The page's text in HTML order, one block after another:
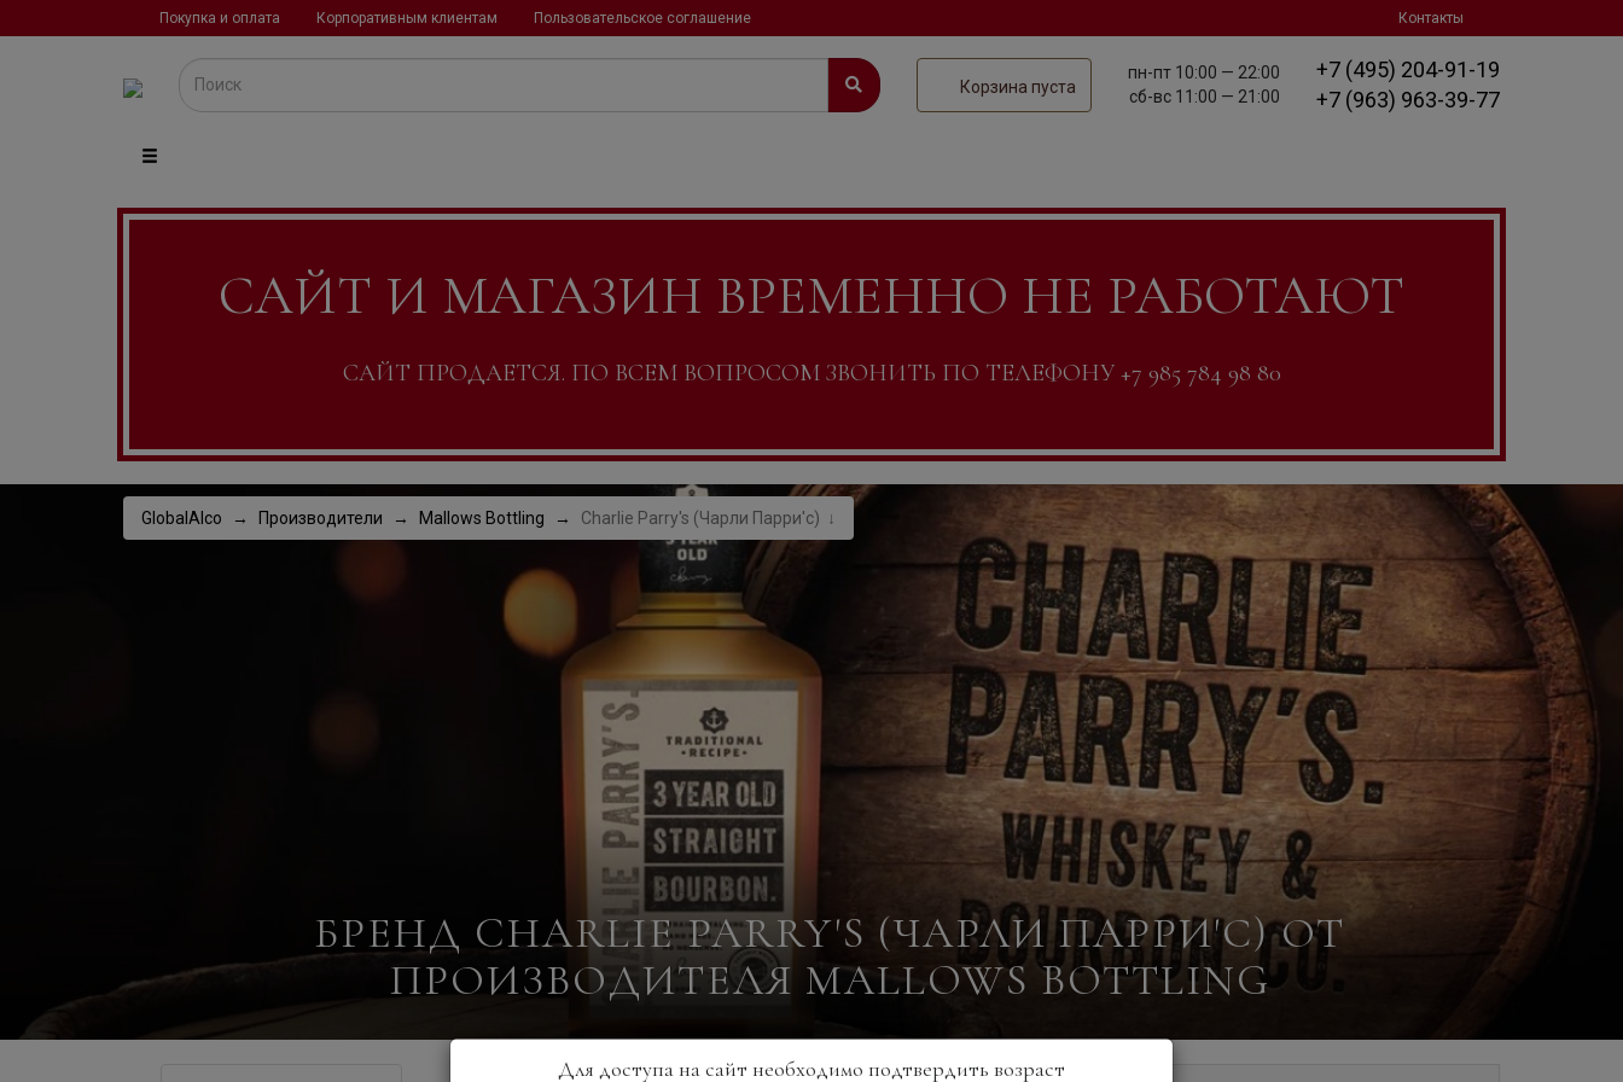
Покупка и оплата Корпоративным клиентам Пользовательское соглашение Контакты
Корзина пуста
пн-пт 10:00 — 22:00
сб-вс 11:00 — 21:00
+7 (495) 204-91-19
+7 (963) 963-39-77
САЙТ И МАГАЗИН ВРЕМЕННО НЕ РАБОТАЮТ
САЙТ ПРОДАЕТСЯ. ПО ВСЕМ ВОПРОСОМ ЗВОНИТЬ ПО ТЕЛЕФОНУ +7 985 784 98 80
GlobalAlco Производители Mallows Bottling Charlie Parry's (Чарли Парри'с)
БРЕНД CHARLIE PARRY'S (ЧАРЛИ ПАРРИ'С) ОТ
ПРОИЗВОДИТЕЛЯ MALLOWS BOTTLING
Для доступа на сайт необходимо подтвердить возраст